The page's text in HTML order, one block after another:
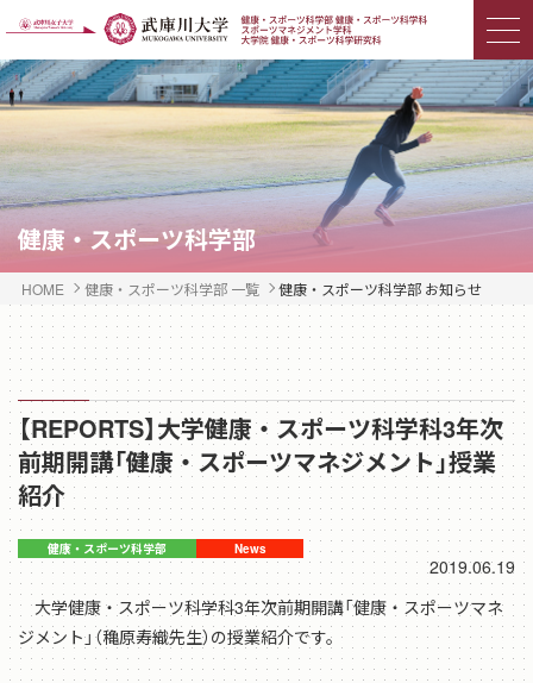
健康・スポーツ科学部
HOME 健康・スポーツ科学部 一覧 健康・スポーツ科学部 お知らせ
【REPORTS】大学健康・スポーツ科学科3年次
前期開講「健康・スポーツマネジメント」授業
紹介
2019.06.19
大学健康・スポーツ科学科3年次前期開講「健康・スポーツマネ
ジメント」（穐原寿織先生）の授業紹介です。